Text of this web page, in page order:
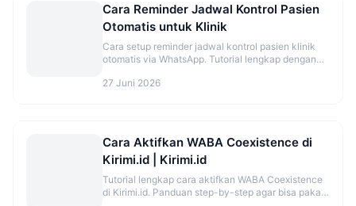
Cara Reminder Jadwal Kontrol Pasien
Otomatis untuk Klinik
Cara setup reminder jadwal kontrol pasien klinik
otomatis via WhatsApp. Tutorial lengkap dengan
27 Juni 2026
Cara Aktifkan WABA Coexistence di
Kirimi.id | Kirimi.id
Tutorial lengkap cara aktifkan WABA Coexistence
di Kirimi.id. Panduan step-by-step agar bisa pakai